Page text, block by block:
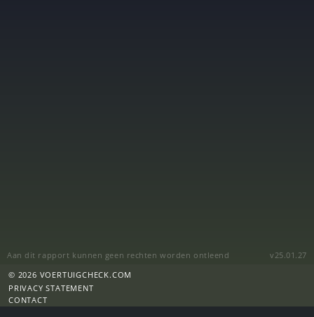
Aan dit rapport kunnen geen rechten worden ontleend
v25.01.27
© 2026 VOERTUIGCHECK.COM
PRIVACY STATEMENT
CONTACT